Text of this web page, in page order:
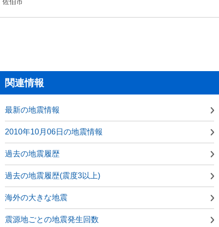
関連情報
最新の地震情報
2010年10月06日の地震情報
過去の地震履歴
過去の地震履歴(震度3以上)
海外の大きな地震
震源地ごとの地震発生回数